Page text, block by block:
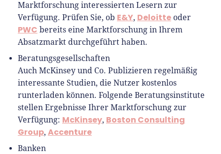
Marktforschung interessierten Lesern zur
Verfügung. Prüfen Sie, ob E&Y, Deloitte oder
PWC bereits eine Marktforschung in Ihrem
Absatzmarkt durchgeführt haben.
Beratungsgesellschaften
Auch McKinsey und Co. Publizieren regelmäßig
interessante Studien, die Nutzer kostenlos
runterladen können. Folgende Beratungsinstitute
stellen Ergebnisse Ihrer Marktforschung zur
Verfügung: McKinsey, Boston Consulting
Group, Accenture
Banken